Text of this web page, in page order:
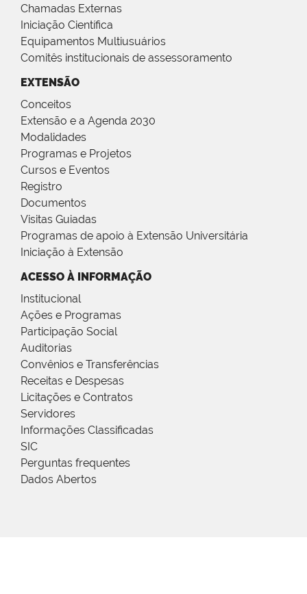
Chamadas Externas
Iniciação Científica
Equipamentos Multiusuários
Comitês institucionais de assessoramento
EXTENSÃO
Conceitos
Extensão e a Agenda 2030
Modalidades
Programas e Projetos
Cursos e Eventos
Registro
Documentos
Visitas Guiadas
Programas de apoio à Extensão Universitária
Iniciação à Extensão
ACESSO À INFORMAÇÃO
Institucional
Ações e Programas
Participação Social
Auditorias
Convênios e Transferências
Receitas e Despesas
Licitações e Contratos
Servidores
Informações Classificadas
SIC
Perguntas frequentes
Dados Abertos